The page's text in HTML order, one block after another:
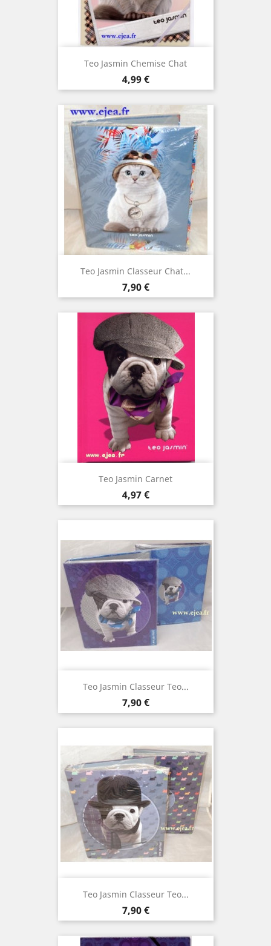
Teo Jasmin Chemise Chat
Prix
4,99 €
Teo Jasmin Classeur Chat...
Prix
7,90 €
Teo Jasmin Carnet
Prix
4,97 €
Teo Jasmin Classeur Teo...
Prix
7,90 €
Teo Jasmin Classeur Teo...
Prix
7,90 €